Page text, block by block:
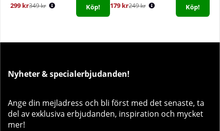
299 kr349 kr Köp! 179 kr249 kr Köp!
Nyheter & specialerbjudanden!
Ange din mejladress och bli först med det senaste, ta
del av exklusiva erbjudanden, inspiration och mycket
mer!